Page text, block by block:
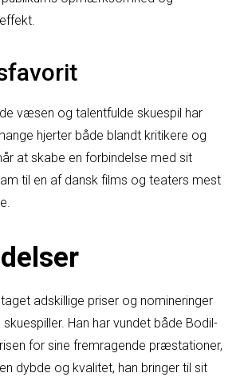
væsen og talentfulde skuespil har
hjerter både blandt kritikere og
at skabe en forbindelse med sit
til en af dansk films og teaters mest
adskillige priser og nomineringer
Han har vundet både Bodil-
for sine fremragende præstationer,
dybde og kvalitet, han bringer til sit